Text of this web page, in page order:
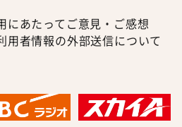
にあたって ご意見・ご感想
用者情報の外部送信について